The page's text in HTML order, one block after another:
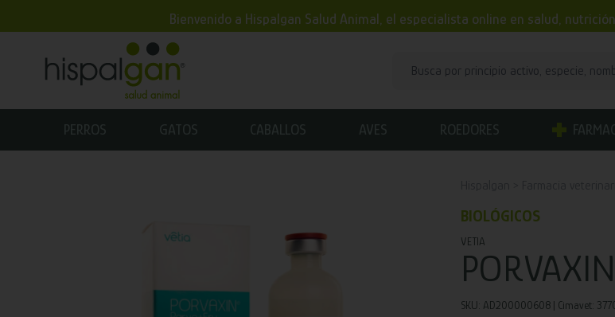
Bienvenido a Hispalgan Salud Animal, el especialista online en salud,
PERROS GATOS CABALLOS AVES ROEDORES
BIOLÓGICOS
VETIA
SKU: AD200000608 | Cimavet: